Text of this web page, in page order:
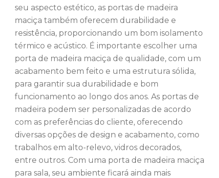
seu aspecto estético, as portas de madeira
maciça também oferecem durabilidade e
resistência, proporcionando um bom isolamento
térmico e acústico. É importante escolher uma
porta de madeira maciça de qualidade, com um
acabamento bem feito e uma estrutura sólida,
para garantir sua durabilidade e bom
funcionamento ao longo dos anos. As portas de
madeira podem ser personalizadas de acordo
com as preferências do cliente, oferecendo
diversas opções de design e acabamento, como
trabalhos em alto-relevo, vidros decorados,
entre outros. Com uma porta de madeira maciça
para sala, seu ambiente ficará ainda mais